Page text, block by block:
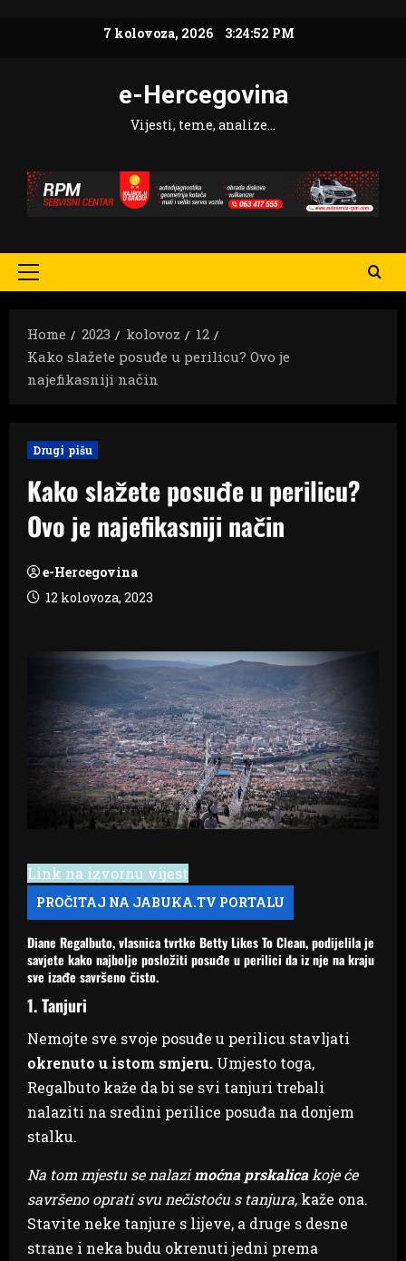
7 kolovoza, 2026 3:24:53 PM
e-Hercegovina
Vijesti, teme, analize…
Primary
Home
2023 kolovoz
12
Kako slažete posuđe u perilicu? Ovo je
najefikasniji način
Drugi pišu
Kako slažete posuđe u perilicu?
Ovo je najefikasniji način
e-Hercegovina
12 kolovoza, 2023
Link na izvornu vijest
Diane Regalbuto, vlasnica tvrtke Betty Likes To Clean, podijelila je
savjete kako najbolje posložiti posuđe u perilici da iz nje na kraju
sve izađe savršeno čisto.
1. Tanjuri
Nemojte sve svoje posuđe u perilicu stavljati
okrenuto u istom smjeru. Umjesto toga,
Regalbuto kaže da bi se svi tanjuri trebali
nalaziti na sredini perilice posuđa na donjem
stalku.
Na tom mjestu se nalazimoćna prskalicakoje će
savršeno oprati svu nečistoću s tanjura, kaže ona.
Stavite neke tanjure s lijeve, a druge s desne
strane i neka budu okrenuti jedni prema